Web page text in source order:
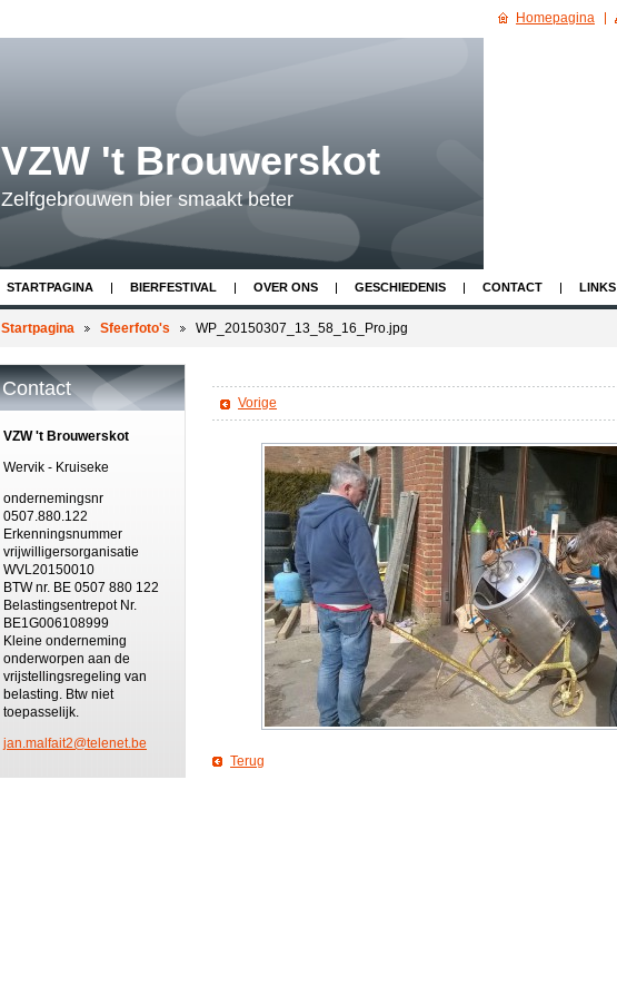
VZW 't Brouwerskot
Zelfgebrouwen bier smaakt beter
STARTPAGINA BIERFESTIVAL OVER ONS GESCHIEDENIS CONTACT LINKS
Startpagina Sfeerfoto's WP_20150307_13_58_16_Pro.jpg
Vorige
Terug
Contact
VZW 't Brouwerskot
Wervik - Kruiseke
ondernemingsnr
0507.880.122
Erkenningsnummer
vrijwilligersorganisatie
WVL20150010
BTW nr. BE 0507 880 122
Belastingsentrepot Nr.
BE1G006108999
Kleine onderneming
onderworpen aan de
vrijstellingsregeling van
belasting. Btw niet
toepasselijk.
jan.malfait2@tel enet.be
Homepagina